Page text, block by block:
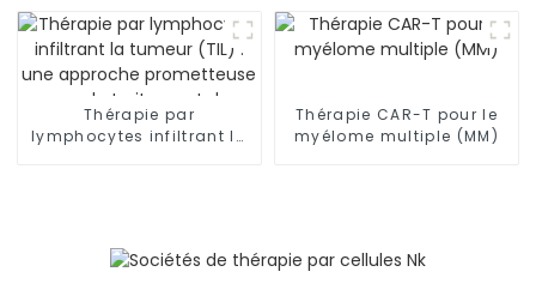
au-delà des frontières
humaine avec une
efficacité et une sécurité
inégalées
Thérapie par
lymphocytes infiltrant la
Thérapie CAR-T pour le
myélome multiple (MM)